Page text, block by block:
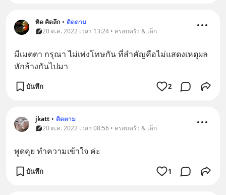
ทิด คิดลึก • ติดตาม
20 ต.ค. 2022 เวลา 13:24 • ครอบครัว & เด็ก
มีเมตตา กรุณา ไม่เพ่งโทษกัน ที่สำคัญคือไม่แสดงเหตุผล
หักล้างกันไปมา
บันทึก 2
jkatt • ติดตาม
20 ต.ค. 2022 เวลา 08:56 • ครอบครัว & เด็ก
พูดคุย ทำความเข้าใจ ค่ะ
บันทึก 1